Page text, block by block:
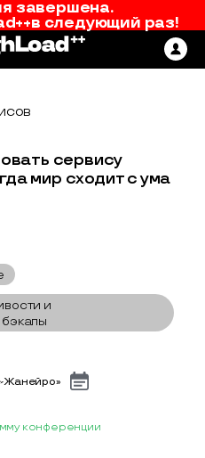
завершена.
в следующий раз!
сервису
мир сходит с ума
и
Жанейро»
конференции